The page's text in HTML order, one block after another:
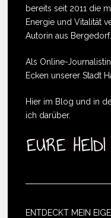
bereits seit 2011 die
Energie und Vitalität
Autorin aus Bergedorf.
Als Online-
Ecken unserer Stadt
Hier im Blog und in
ich darüber.
ENTDECKT MEIN